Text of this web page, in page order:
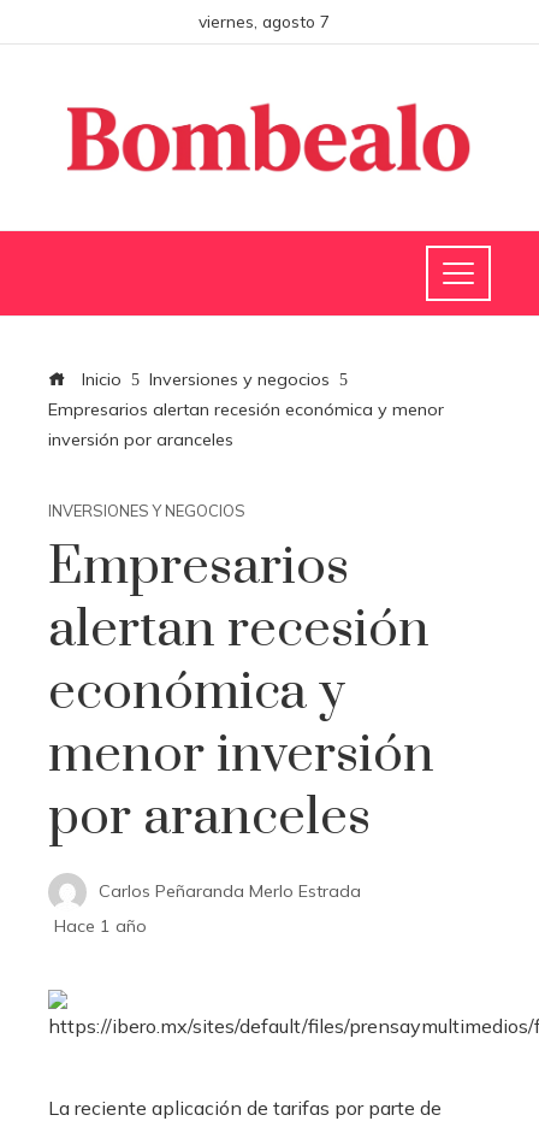
viernes, agosto 7
Inicio
Inversiones y negocios
Empresarios alertan recesión económica y menor
inversión por aranceles
INVERSIONES Y NEGOCIOS
Empresarios
alertan recesión
económica y
menor inversión
por aranceles
Carlos Peñaranda Merlo Estrada
Hace 1 año
La reciente aplicación de tarifas por parte de